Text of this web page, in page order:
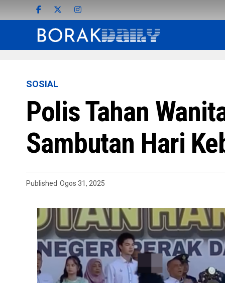
SOSIAL
Polis Tahan
Sambutan Hari
Published Ogos 31, 2025